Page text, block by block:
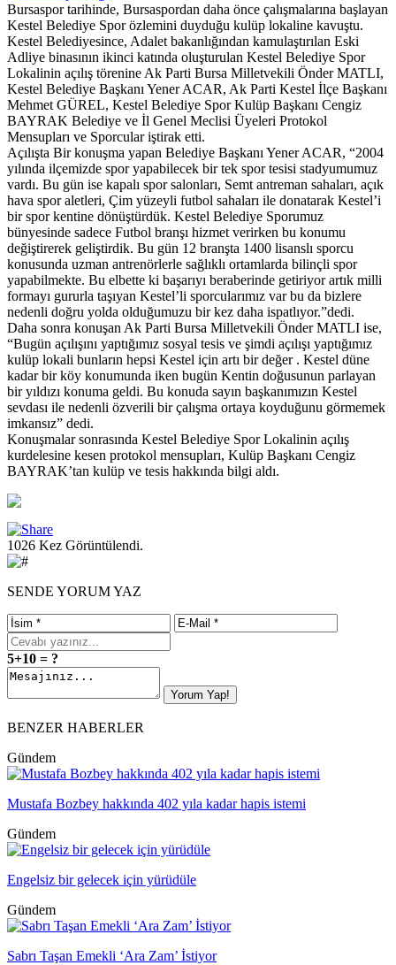
Bursaspor tarihinde, Bursaspordan daha önce çalışmalarına başlayan
Kestel Belediye Spor özlemini duyduğu kulüp lokaline kavuştu.
Kestel Belediyesince, Adalet bakanlığından kamulaştırılan Eski
Adliye binasının ikinci katında oluşturulan Kestel Belediye Spor
Lokalinin açılış törenine Ak Parti Bursa Milletvekili Önder MATLI,
Kestel Belediye Başkanı Yener ACAR, Ak Parti Kestel İlçe Başkanı
Mehmet GÜREL, Kestel Belediye Spor Kulüp Başkanı Cengiz
BAYRAK Belediye ve İl Genel Meclisi Üyeleri Protokol
Mensupları ve Sporcular iştirak etti.
Açılışta Bir konuşma yapan Belediye Başkanı Yener ACAR, “2004
yılında ilçemizde spor yapabilecek bir tek spor tesisi stadyumumuz
vardı. Bu gün ise kapalı spor salonları, Semt antreman sahaları, açık
hava spor aletleri, Çim yüzeyli futbol sahaları ile donatarak Kestel’i
bir spor kentine dönüştürdük. Kestel Belediye Sporumuz
bünyesinde sadece Futbol branşı hizmet verirken bu konumu
değiştirerek geliştirdik. Bu gün 12 branşta 1400 lisanslı sporcu
konusunda uzman antrenörlerle sağlıklı ortamlarda bilinçli spor
yapabilmekte. Bu elbette ki başarıyı beraberinde getiriyor artık milli
formayı gururla taşıyan Kestel’li sporcularımız var bu da bizlere
nedenli doğru yolda olduğumuzu bir kez daha ispatlıyor.”dedi.
Daha sonra konuşan Ak Parti Bursa Milletvekili Önder MATLI ise,
“Bugün açılışını yaptığımız sosyal tesis ve şimdi açılışı yaptığımız
kulüp lokali bunların hepsi Kestel için artı bir değer . Kestel düne
kadar bir köy konumunda iken bugün Kentin doğusunun parlayan
bir yıldızı konuma geldi. Bu konuda sayın başkanımızın Kestel
sevdası ile nedenli özverili bir çalışma ortaya koyduğunu görmemek
imkansız” dedi.
Konuşmalar sonrasında Kestel Belediye Spor Lokalinin açılış
kurdelesine kesen protokol mensupları, Kulüp Başkanı Cengiz
BAYRAK’tan kulüp ve tesis hakkında bilgi aldı.
1026 Kez Görüntülendi.
SENDE YORUM YAZ
5+10 = ?
BENZER HABERLER
Gündem
Mustafa Bozbey hakkında 402 yıla kadar hapis istemi
Gündem
Engelsiz bir gelecek için yürüdüle
Gündem
Sabrı Taşan Emekli ‘Ara Zam’ İstiyor